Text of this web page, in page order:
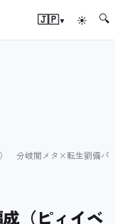
🇯🇵▾ ☀ 🔍
分岐闇メタ×転生劉備パ
（ピィイベ